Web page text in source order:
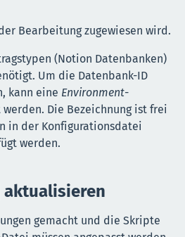
Bearbeitung zugewiesen wird.
(Notion Datenbanken)
Um die Datenbank-ID
kann eine Environment-
Die Bezeichnung ist frei
in der Konfigurationsdatei
werden.
aktualisieren
gemacht und die Skripte